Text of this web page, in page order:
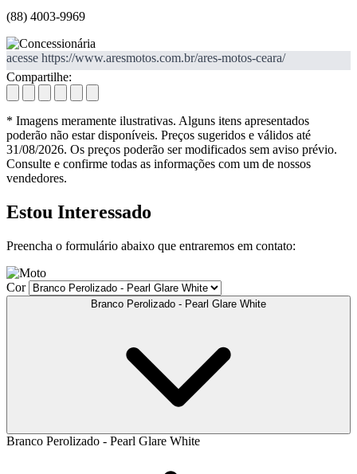
(88) 4003-9969
acesse https://www.aresmotos.com.br/ares-motos-ceara/
Compartilhe:
* Imagens meramente ilustrativas. Alguns itens apresentados
poderão não estar disponíveis. Preços sugeridos e válidos até
31/08/2026. Os preços poderão ser modificados sem aviso prévio.
Consulte e confirme todas as informações com um de nossos
vendedores.
Estou Interessado
Preencha o formulário abaixo que entraremos em contato:
Cor
Branco Perolizado - Pearl Glare White
Branco Perolizado - Pearl Glare White